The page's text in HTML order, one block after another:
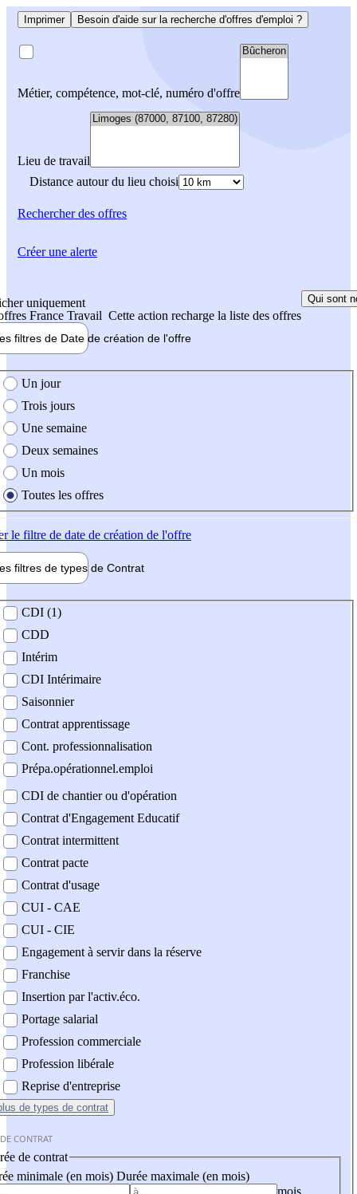
Imprimer Besoin d'aide sur la recherche d'offres d'emploi ?
Métier, compétence, mot-clé, numéro d'offre
Lieu de travail
Distance autour du lieu choisi
Rechercherdes offres
uniquement
France Travail Cette action recharge la liste des offres
Qui sont
filtres de Date de création de l'offre
création de l'offre
Un jour
Trois jours
Une semaine
Deux semaines
Un mois
Toutes les offres
le filtre de date de création de l'offre
filtres de types de Contrat
contrat
CDI (1)
CDD
Intérim
CDI Intérimaire
Saisonnier
Contrat apprentissage
Cont. professionnalisation
Prépa.opérationnel.emploi
CDI de chantier ou d'opération
Contrat d'Engagement Educatif
Contrat intermittent
Contrat pacte
Contrat d'usage
CUI - CAE
CUI - CIE
Engagement à servir dans la réserve
Franchise
Insertion par l'activ.éco.
Portage salarial
Profession commerciale
Profession libérale
Reprise d'entreprise
de types de contrat
CONTRAT
de contrat
minimale (en mois) Durée maximale (en mois)
mois
Créer une alerte